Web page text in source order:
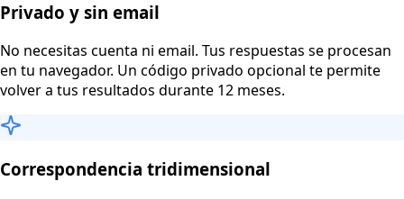
Privado y sin email
No necesitas cuenta ni email. Tus respuestas se procesan
en tu navegador. Un código privado opcional te permite
volver a tus resultados durante 12 meses.
Correspondencia tridimensional